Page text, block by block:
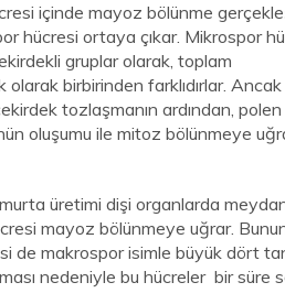
içinde mayoz bölünme
hücresi ortaya çıkar. Mikrospor
gruplar olarak, toplam
birbirinden farklıdırlar.
tozlaşmanın ardından,
oluşumu ile mitoz bölünmeye
üretimi dişi organlarda
mayoz bölünmeye uğrar.
de makrospor isimle büyük dört
nedeniyle bu hücreler bir süre